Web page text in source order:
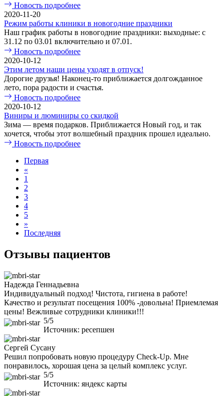
Новость подробнее
2020-11-20
Режим работы клиники в новогодние праздники
Наш график работы в новогодние праздники: выходные: с
31.12 по 03.01 включительно и 07.01.
Новость подробнее
2020-10-12
Этим летом наши цены уходят в отпуск!
Дорогие друзья! Наконец-то приближается долгожданное
лето, пора радости и счастья.
Новость подробнее
2020-10-12
Виниры и люминиры со скидкой
Зима — время подарков. Приближается Новый год, и так
хочется, чтобы этот волшебный праздник прошел идеально.
Новость подробнее
Первая
«
1
2
3
4
5
»
Последняя
Отзывы пациентов
Надежда Геннадьевна
Индивидуальный подход! Чистота, гигиена в работе!
Качество и результат посещения 100% -довольна! Приемлемая
цены! Вежливые сотрудники клиники!!!
5/5
Источник: ресепшен
Сергей Сусану
Решил попробовать новую процедуру Check-Up. Мне
понравилось, хорошая цена за целый комплекс услуг.
5/5
Источник: яндекс карты